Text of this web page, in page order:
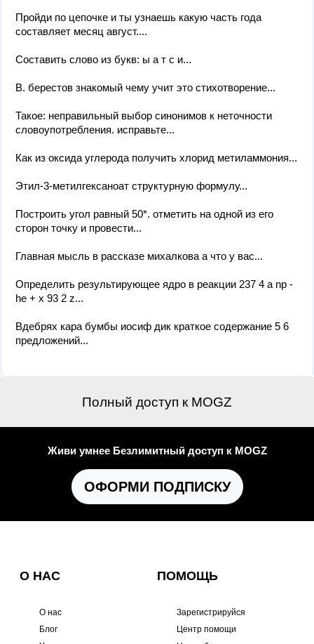
Пройди по цепочке и ты узнаешь какую часть года
составляет месяц август....
Составить слово из букв: ы а т с и...
В. берестов знакомый чему учит это стихотворение...
Такое: неправильный выбор синонимов к неточности
словоупотребления. исправьте...
Как из оксида углерода получить хлорид метиламмония...
Этил-3-метилгексаноат структурную формулу...
Построить угол равный 50*. отметить на одной из его
сторон точку и провести...
Главная мысль в рассказе михалкова а что у вас...
Определить результирующее ядро в реакции 237 4 a np -
he + x 93 2 z...
Вдебрях кара бумбы иосиф дик краткое содержание 5 6
предложений...
Полный доступ к MOGZ
Живи умнее Безлимитный доступ к MOGZ
ОФОРМИ ПОДПИСКУ
О НАС
О нас
Блог
ПОМОЩЬ
Зарегистрируйся
Центр помощи